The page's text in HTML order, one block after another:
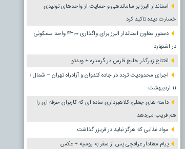
استاندار البرز بر ساماندهی و حمایت از واحدهای تولیدی
خسارت دیده تاکید کرد
دستور معاون استاندار البرز برای واگذاری ۴۳۰۰ واحد مسکونی
در اشتهارد
افتتاح زیرگذر خلیج فارس در گرمدره + ویدئو
اجرای محدودیت تردد در جاده کندوان و آزادراه تهران – شمال ؛
١١ اردیبهشت
دامنه های جعلی؛ کلاهبرداری ساده ای که کاربران حرفه ای را
هم فریب می‌دهد
مواد غذایی که هرگز نباید در فریزر گذاشت
پیام معنادار عراقچی پس از سفر به روسیه + عکس